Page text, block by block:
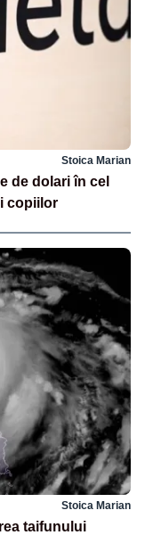
Stoica Marian
de dolari în cel
copiilor
Stoica Marian
taifunului